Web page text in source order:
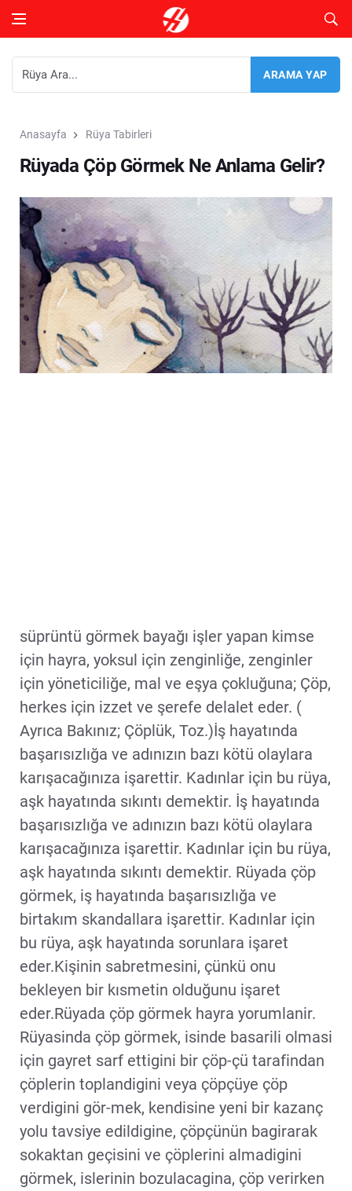
Anasayfa Rüya Tabirleri
Rüyada Çöp Görmek Ne Anlama Gelir?
süprüntü görmek bayağı işler yapan kimse
için hayra, yoksul için zenginliğe, zenginler
için yöneticiliğe, mal ve eşya çokluğuna; Çöp,
herkes için izzet ve şerefe delalet eder. (
Ayrıca Bakınız; Çöplük, Toz.)İş hayatında
başarısızlığa ve adınızın bazı kötü olaylara
karışacağınıza işarettir. Kadınlar için bu rüya,
aşk hayatında sıkıntı demektir. İş hayatında
başarısızlığa ve adınızın bazı kötü olaylara
karışacağınıza işarettir. Kadınlar için bu rüya,
aşk hayatında sıkıntı demektir. Rüyada çöp
görmek, iş hayatında başarısızlığa ve
birtakım skandallara işarettir. Kadınlar için
bu rüya, aşk hayatında sorunlara işaret
eder.Kişinin sabretmesini, çünkü onu
bekleyen bir kısmetin olduğunu işaret
eder.Rüyada çöp görmek hayra yorumlanir.
Rüyasinda çöp görmek, isinde basarili olmasi
için gayret sarf ettigini bir çöp-çü tarafindan
çöplerin toplandigini veya çöpçüye çöp
verdigini gör-mek, kendisine yeni bir kazanç
yolu tavsiye edildigine, çöpçünün bagirarak
sokaktan geçisini ve çöplerini almadigini
görmek, islerinin bozulacagina, çöp verirken